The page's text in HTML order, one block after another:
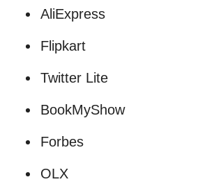
AliExpress
Flipkart
Twitter Lite
BookMyShow
Forbes
OLX